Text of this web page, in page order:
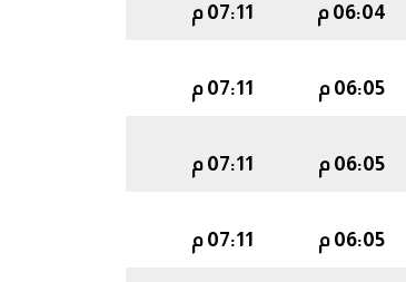
06:04 م 07:11 م
06:05 م 07:11 م
06:05 م 07:11 م
06:05 م 07:11 م